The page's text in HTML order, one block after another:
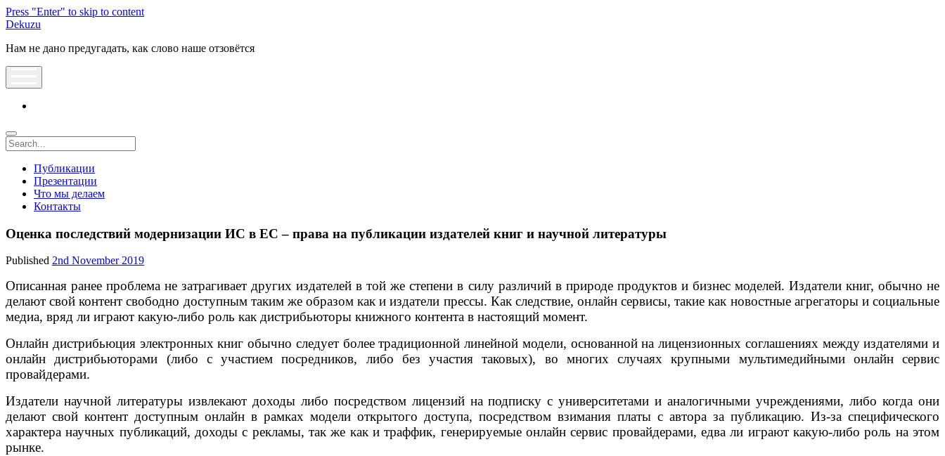
Press "Enter" to skip to content
Dekuzu
Нам не дано предугадать, как слово наше отзовётся
Search
Публикации
Презентации
Что мы делаем
Контакты
Оценка последствий модернизации ИС в ЕС – права на публикации издателей книг и научной литературы
Published 2nd November 2019
Описанная ранее проблема не затрагивает других издателей в той же степени в силу различий в природе продуктов и бизнес моделей. Издатели книг, обычно не
делают свой контент свободно доступным таким же образом как и издатели прессы. Как следствие, онлайн сервисы, такие как новостные агрегаторы и социальные
медиа, вряд ли играют какую-либо роль как дистрибьюторы книжного контента в настоящий момент.
Онлайн дистрибьюция электронных книг обычно следует более традиционной линейной модели, основанной на лицензионных соглашениях между издателями и
онлайн дистрибьюторами (либо с участием посредников, либо без участия таковых), во многих случаях крупными мультимедийными онлайн сервис
провайдерами.
Издатели научной литературы извлекают доходы либо посредством лицензий на подписку с университетами и аналогичными учреждениями, либо когда они
делают свой контент доступным онлайн в рамках модели открытого доступа, посредством взимания платы с автора за публикацию. Из-за специфического
характера научных публикаций, доходы с рекламы, так же как и траффик, генерируемые онлайн сервис провайдерами, едва ли играют какую-либо роль на этом
рынке.